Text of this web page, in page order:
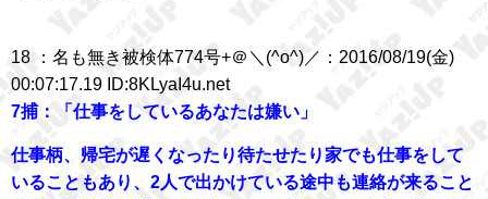
18 ：名も無き被検体774号+＠＼(^o^)／：2016/08/19(金)
00:07:17.19 ID:8KLyaI4u.net
7捕：「仕事をしているあなたは嫌い」
仕事柄、帰宅が遅くなったり待たせたり家でも仕事をして
いることもあり、2人で出かけている途中も連絡が来ること